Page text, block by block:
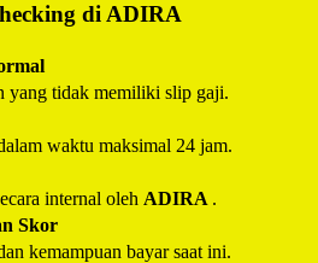
di ADIRA
yang tidak memiliki slip gaji.
waktu maksimal 24 jam.
internal oleh ADIRA .
Skor
kemampuan bayar saat ini.